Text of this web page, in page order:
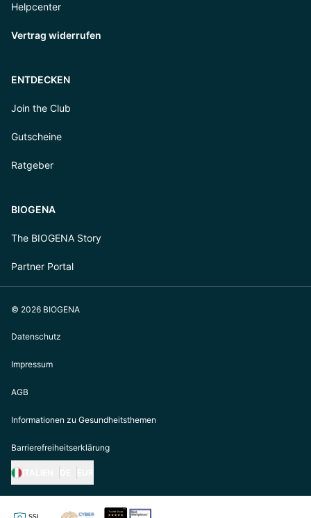
Helpcenter
Vertrag widerrufen
ENTDECKEN
Join the Club
Gutscheine
Ratgeber
BIOGENA
The BIOGENA Story
Partner Portal
© 2026 BIOGENA
Datenschutz
Impressum
AGB
Informationen zu Gesundheitsthemen
Barrierefreiheitserklärung
https://biogena.com/de-at
https://biogena.com/de-de